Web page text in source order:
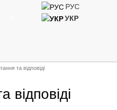
РУС
УКР
та відповіді
відповіді